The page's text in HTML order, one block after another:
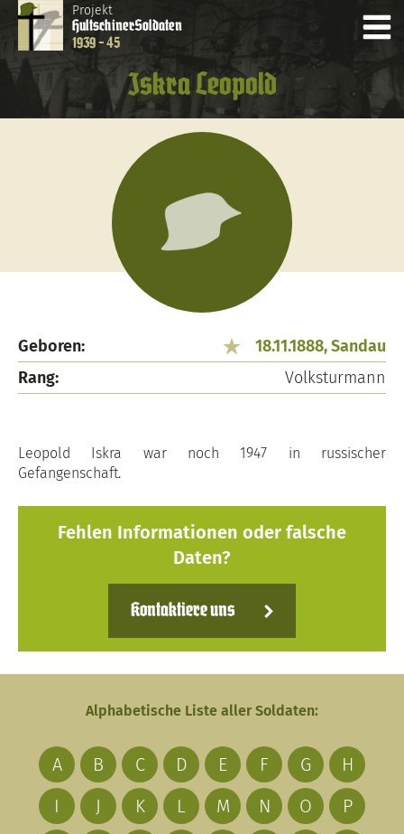
Projekt
HultschinerSoldaten
1939 - 45
Iskra Leopold
Geboren:
18.11.1888, Sandau
Rang:
Volksturmann
Leopold Iskra war noch 1947 in russischer
Gefangenschaft.
Fehlen Informationen oder falsche
Daten?
Kontaktiere uns
Alphabetische Liste aller Soldaten:
A B C D E F G
H
I
J K L M N O
P